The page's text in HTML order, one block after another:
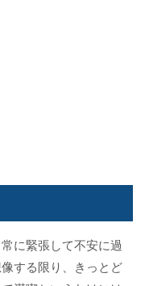
に緊張して不安に過
する限り、きっとど